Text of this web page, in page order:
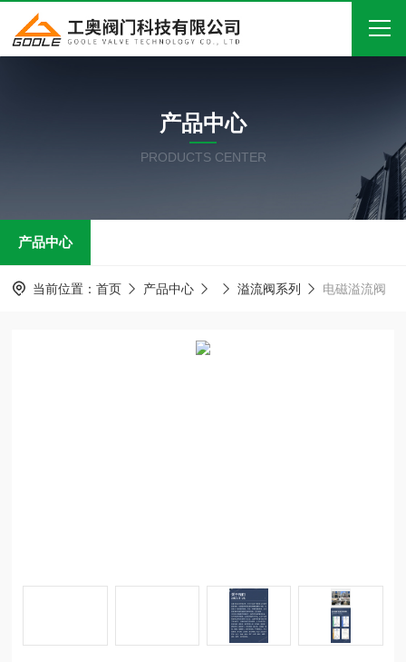
关于我们
产品中心
在线留言
产品中心
PRODUCTS CENTER
产品中心
当前位置： 首页 产品中心 溢流阀系列 电磁溢流阀